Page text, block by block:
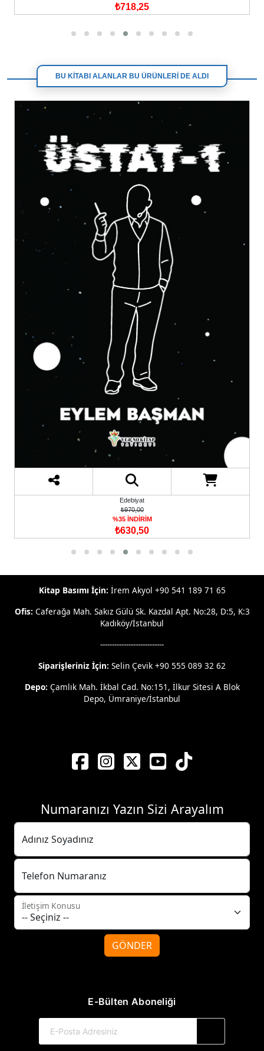
₺718,25
BU KİTABI ALANLAR BU ÜRÜNLERİ DE ALDI
Edebiyat
₺970,00
%35 İNDİRİM
₺630,50
Kitap Basımı İçin: İrem Akyol +90 541 189 71 65
Ofis: Caferağa Mah. Sakız Gülü Sk. Kazdal Apt. No:28, D:5, K:3
Kadıköy/İstanbul
---------------------------
Siparişleriniz İçin: Selin Çevik +90 555 089 32 62
Depo: Çamlık Mah. İkbal Cad. No:151, İlkur Sitesi A Blok
Depo, Ümraniye/İstanbul
Numaranızı Yazın Sizi Arayalım
Adınız Soyadınız
Telefon Numaranız
İletişim Konusu
GÖNDER
E-Bülten Aboneliği